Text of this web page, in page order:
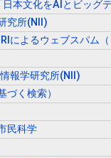
本文化をAIとビッグ
究所(NII)
によるウェブスパム
報学研究所(NII)
づく検索）
民科学